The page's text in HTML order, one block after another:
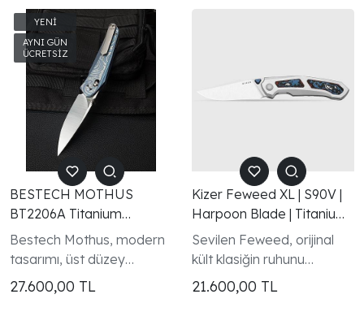
BESTECH MOTHUS
BT2206A Titanium
KabzaM390 Çakı
Bestech Mothus, modern
tasarımı, üst düzey
malzeme kalitesi ve
günlük kullanım
27.600,00 TL
Kizer Feweed XL | S90V |
Harpoon Blade | Titanium
& Fat Carbon Nebula |
KizerB™
Sevilen Feweed, orijinal
kült klasiğin ruhunu
korurken, sağlam 3,45
inçlik bıçak ve 8,2 inçlik
21.600,00 TL